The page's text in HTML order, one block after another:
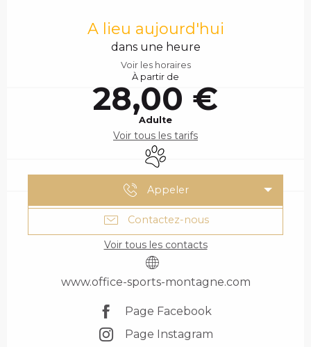
A lieu aujourd'hui
dans une heure
Voir les horaires
À partir de
28,00 €
Adulte
Voir tous les tarifs
Animaux acceptés
Appeler
Contactez-nous
Voir tous les contacts
www.office-sports-montagne.com
Page Facebook
Page Instagram